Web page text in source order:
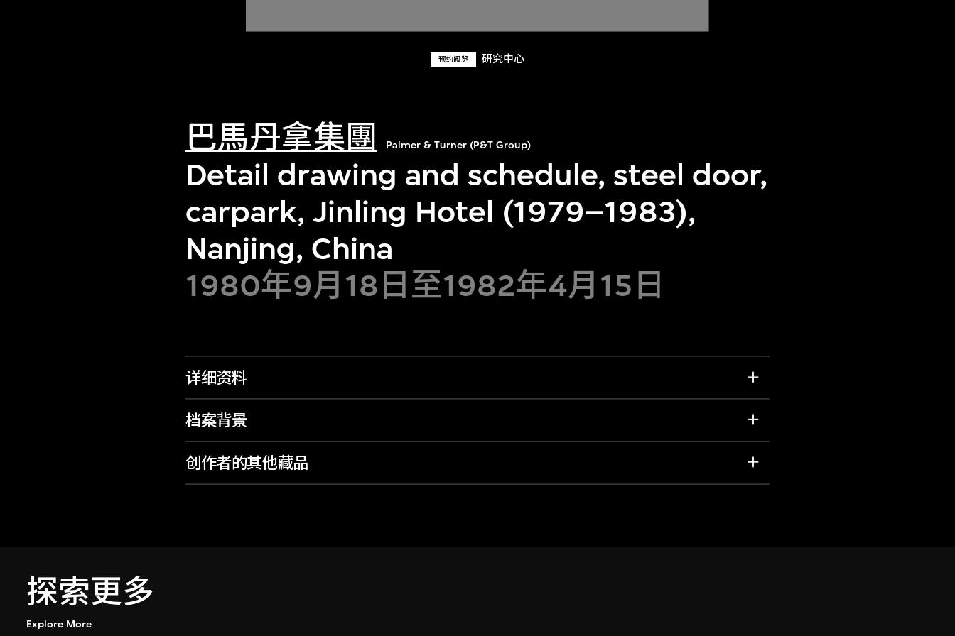
预约阅览 研究中心
巴馬丹拿集團 Palmer & Turner (P&T Group)
Detail drawing and schedule, steel door,
carpark, Jinling Hotel (1979–1983),
Nanjing, China
1980年9月18日至1982年4月15日
详细资料
档案背景
创作者的其他藏品
探索更多
Explore More